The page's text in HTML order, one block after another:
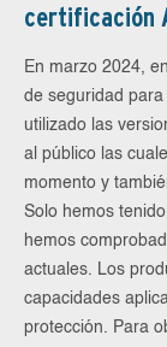
certificación
En marzo 2024,
de seguridad
utilizado las
al público las
momento y
Solo hemos
hemos
actuales. Los
capacidades
protección. Para